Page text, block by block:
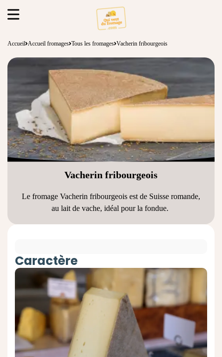
Accueil Accueil fromages Tous les fromages Vacherin fribourgeois
Vacherin fribourgeois
Le fromage Vacherin fribourgeois est de Suisse romande,
au lait de vache, idéal pour la fondue.
Caractère